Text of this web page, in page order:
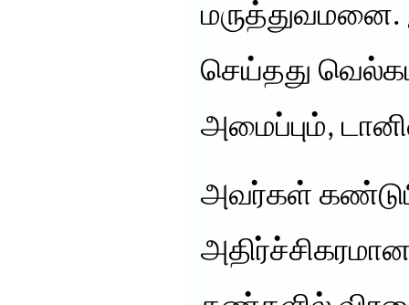
மருத்துவமனை.
செய்தது
அமைப்பும்,
அவர்கள்